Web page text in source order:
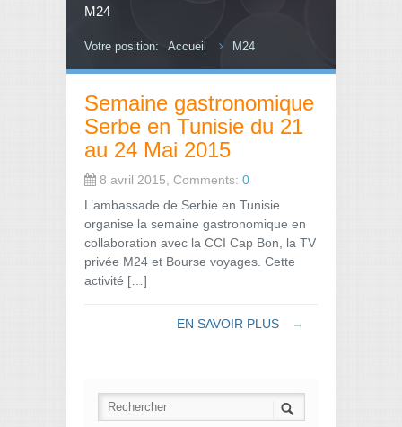
M24
Votre position: Accueil M24
Semaine gastronomique
Serbe en Tunisie du 21
au 24 Mai 2015
8 avril 2015, Comments: 0
L’ambassade de Serbie en Tunisie
organise la semaine gastronomique en
collaboration avec la CCI Cap Bon, la TV
privée M24 et Bourse voyages. Cette
activité […]
EN SAVOIR PLUS →